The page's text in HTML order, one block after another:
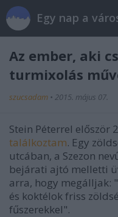
Egy nap a
Az ember, aki
turmixolás
szucsadam • 2015. május 07.
Stein Péterrel először
találkoztam. Egy
utcában, a Szezon
bejárati ajtó melletti
arra, hogy megálljak:
és koktélok friss
fűszerekkel".